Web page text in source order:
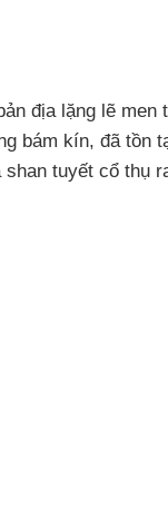
địa lặng lẽ men
bám kín, đã tồn
tuyết cổ thụ